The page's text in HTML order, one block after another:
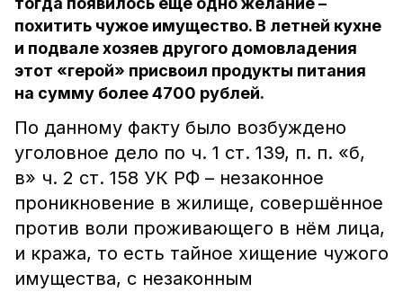
похитить чужое имущество. В летней кухне
и подвале хозяев другого домовладения
этот «герой» присвоил продукты питания
на сумму более 4700 рублей.
По данному факту было возбуждено
уголовное дело по ч. 1 ст. 139, п. п. «б,
в» ч. 2 ст. 158 УК РФ – незаконное
проникновение в жилище, совершённое
против воли проживающего в нём лица,
и кража, то есть тайное хищение чужого
имущества, с незаконным